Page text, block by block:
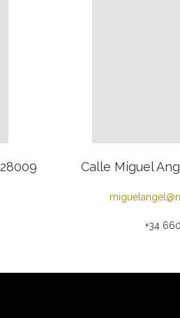
Calle Miguel
+34